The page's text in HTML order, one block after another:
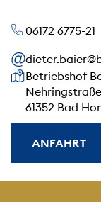
06172 6775-21
Unsere Anschrift
Betriebshof
61352 Bad
ANFAHRT